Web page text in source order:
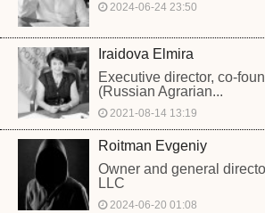
2024-06-24 23:50
Iraidova Elmira
Executive director, co-
(Russian Agrarian...
2021-08-14 13:19
Roitman Evgeniy
Owner and general
LLC
2024-06-20 01:08